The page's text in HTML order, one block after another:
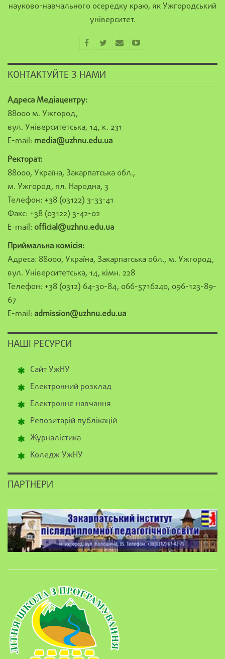
науково-навчального осередку краю, як Ужгородський
університет.
КОНТАКТУЙТЕ З НАМИ
Адреса Медіацентру:
88000 м. Ужгород,
вул. Університетська, 14, к. 231
E-mail: media@uzhnu.edu.ua
Ректорат:
88000, Україна, Закарпатська обл.,
м. Ужгород, пл. Народна, 3
Телефон: +38 (03122) 3-33-41
Факс: +38 (03122) 3-42-02
E-mail: official@uzhnu.edu.ua
Приймальна комісія:
Адреса: 88000, Україна, Закарпатська обл., м. Ужгород,
вул. Університетська, 14, кімн. 228
Телефон: +38 (0312) 64-30-84, 066-5716240, 096-123-89-
67
E-mail: admission@uzhnu.edu.ua
НАШІ РЕСУРСИ
Сайт УжНУ
Електронний розклад
Електронне навчання
Репозитарій публікацій
Журналістика
Коледж УжНУ
ПАРТНЕРИ